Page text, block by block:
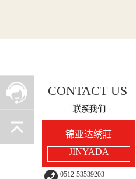
CONTACT US
锦亚达绣莊
JINYADA
0512-53539203